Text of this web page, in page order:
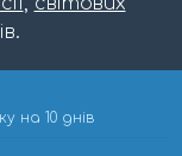
на 10 днів